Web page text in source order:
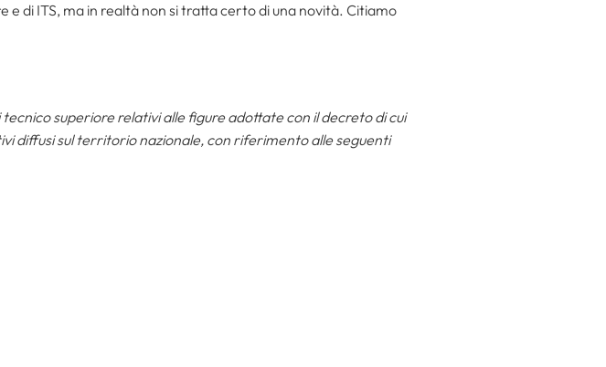
di ITS, ma in realtà non si tratta certo di una novità. Citiamo
superiore relativi alle figure adottate con il decreto di cui
diffusi sul territorio nazionale, con riferimento alle seguenti